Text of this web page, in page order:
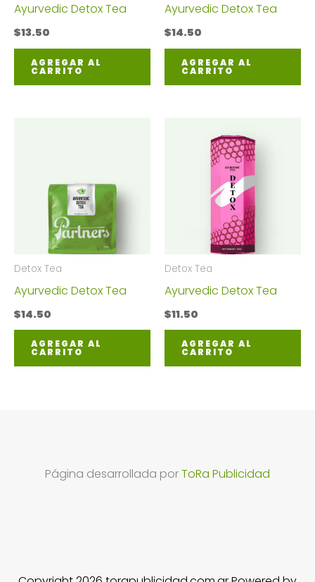
Ayurvedic Detox Tea
$13.50
AGREGAR AL
CARRITO
Ayurvedic Detox Tea
$14.50
AGREGAR AL
CARRITO
Detox Tea
Ayurvedic Detox Tea
$14.50
AGREGAR AL
CARRITO
Detox Tea
Ayurvedic Detox Tea
$11.50
AGREGAR AL
CARRITO
Página desarrollada porToRa Publicidad